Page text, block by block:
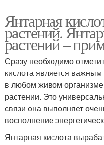
культурах
Кислота для
укоренения
Янтарная
растений.
растений –
Сразу необходимо
кислота является
в любом живом
растении. Это
связи она выполняет
восполнение
Янтарная кислота